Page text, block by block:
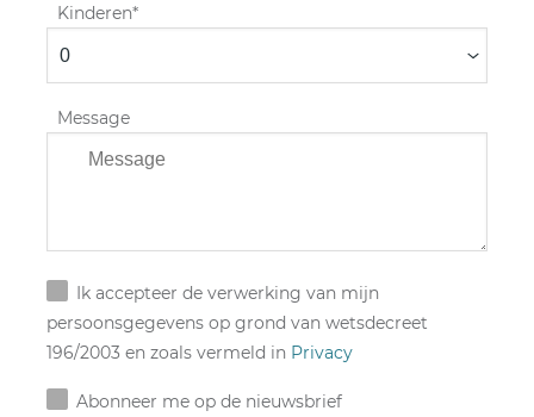
Kinderen
Message
Ik accepteer de verwerking van mijn
persoonsgegevens op grond van wetsdecreet
196/2003 en zoals vermeld in Privacy
Abonneer me op de nieuwsbrief